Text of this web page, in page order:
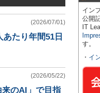
(2026/07/01)
たり年間51日
(2026/05/22)
のAI」で目指
イン
公開
IT
す。
・ イ